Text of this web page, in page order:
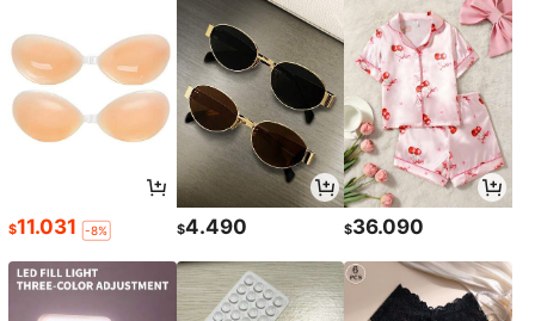
$11.031 -8% $4.490 $36.090